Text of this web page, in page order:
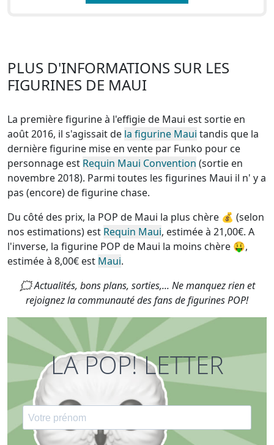
PLUS D'INFORMATIONS SUR LES
FIGURINES DE MAUI
La première figurine à l'effigie de Maui est sortie en
août 2016, il s'agissait de la figurine Maui tandis que la
dernière figurine mise en vente par Funko pour ce
personnage est Requin Maui Convention (sortie en
novembre 2018). Parmi toutes les figurines Maui il n' y a
pas (encore) de figurine chase.
Du côté des prix, la POP de Maui la plus chère 💰 (selon
nos estimations) est Requin Maui, estimée à 21,00€. A
l'inverse, la figurine POP de Maui la moins chère 🤑,
estimée à 8,00€ est Maui.
🗯 Actualités, bons plans, sorties,... Ne manquez rien et
rejoignez la communauté des fans de figurines POP!
LA POP! LETTER